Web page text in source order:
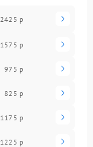
2425 р
1575 р
975 р
825 р
1175 р
1225 р